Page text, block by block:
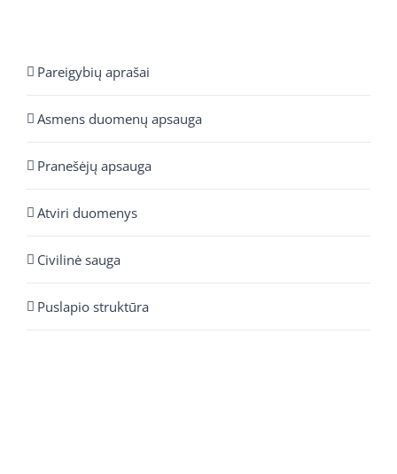
Pareigybių aprašai
Asmens duomenų apsauga
Pranešėjų apsauga
Atviri duomenys
Civilinė sauga
Puslapio struktūra